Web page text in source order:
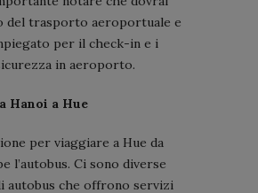
del trasporto aeroportuale e
per il check-in e i
in aeroporto.
Hanoi a Hue
per viaggiare a Hue da
l’autobus. Ci sono diverse
autobus che offrono servizi